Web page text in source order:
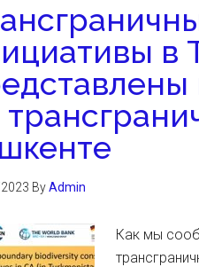
в
ByAdmin
Как мы